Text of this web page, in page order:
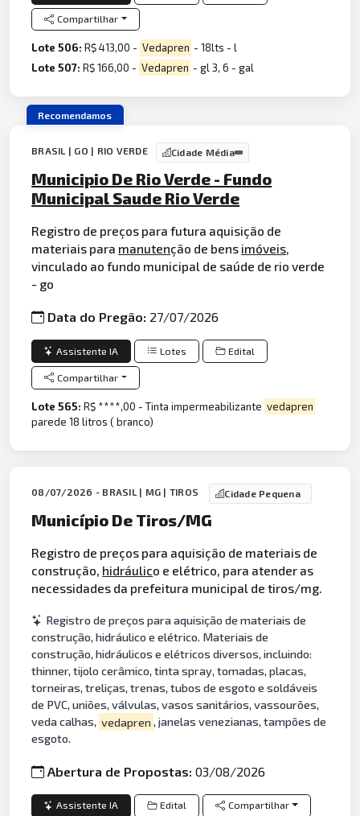
Compartilhar
Lote 506:R$ 413,00 - Vedapren - 18lts - l
Lote 507:R$ 166,00 - Vedapren - gl 3, 6 - gal
Recomendamos
BRASIL | GO | RIO VERDE Cidade Média
Municipio De Rio Verde - Fundo
Municipal Saude Rio Verde
Registro de preços para futura aquisição de
materiais para manutenção de bens imóveis,
vinculado ao fundo municipal de saúde de rio verde
- go
Data do Pregão: 27/07/2026
Assistente IA Lotes Edital
Compartilhar
Lote 565:R$ ****,00 - Tinta impermeabilizante vedapren
parede 18 litros ( branco)
08/07/2026 - BRASIL | MG | TIROS Cidade Pequena
Município De Tiros/MG
Registro de preços para aquisição de materiais de
construção, hidráulico e elétrico, para atender as
necessidades da prefeitura municipal de tiros/mg.
Registro de preços para aquisição de materiais de
construção, hidráulico e elétrico. Materiais de
construção, hidráulicos e elétricos diversos, incluindo:
thinner, tijolo cerâmico, tinta spray, tomadas, placas,
torneiras, treliças, trenas, tubos de esgoto e soldáveis
de PVC, uniões, válvulas, vasos sanitários, vassourões,
veda calhas, vedapren, janelas venezianas, tampões de
esgoto.
Abertura de Propostas:03/08/2026
Assistente IA Edital Compartilhar